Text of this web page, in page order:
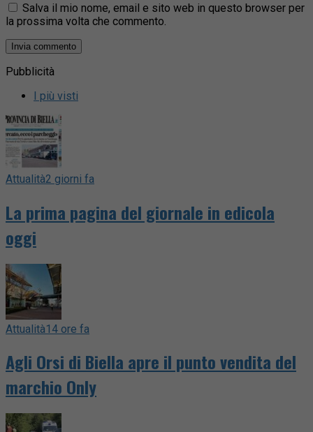
Salva il mio nome, email e sito web in questo browser per
la prossima volta che commento.
Pubblicità
I più visti
Attualità2 giorni fa
La prima pagina del giornale in edicola
oggi
Attualità14 ore fa
Agli Orsi di Biella apre il punto vendita del
marchio Only